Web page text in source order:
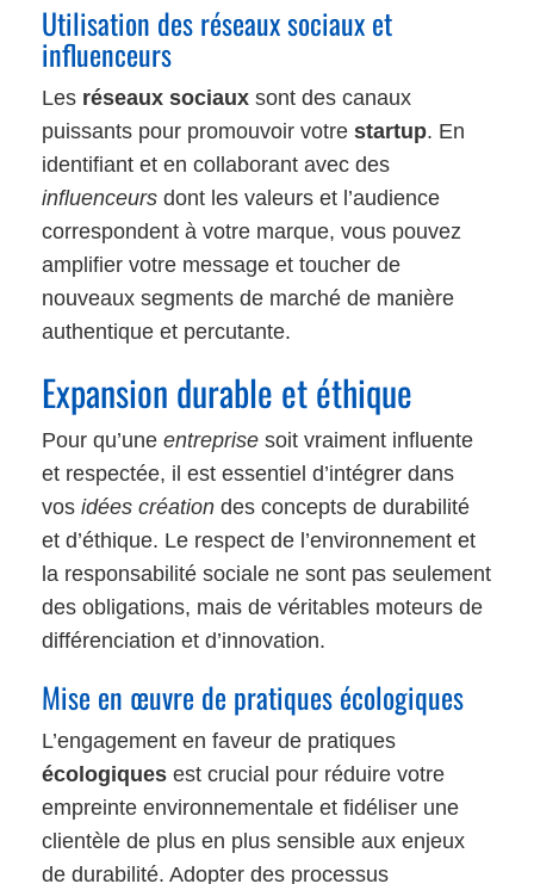
Utilisation des réseaux sociaux et
influenceurs
Les réseaux sociaux sont des canaux
puissants pour promouvoir votre startup. En
identifiant et en collaborant avec des
influenceurs dont les valeurs et l’audience
correspondent à votre marque, vous pouvez
amplifier votre message et toucher de
nouveaux segments de marché de manière
authentique et percutante.
Expansion durable et éthique
Pour qu’une entreprise soit vraiment influente
et respectée, il est essentiel d’intégrer dans
vos idées création des concepts de durabilité
et d’éthique. Le respect de l’environnement et
la responsabilité sociale ne sont pas seulement
des obligations, mais de véritables moteurs de
différenciation et d’innovation.
Mise en œuvre de pratiques écologiques
L’engagement en faveur de pratiques
écologiques est crucial pour réduire votre
empreinte environnementale et fidéliser une
clientèle de plus en plus sensible aux enjeux
de durabilité. Adopter des processus